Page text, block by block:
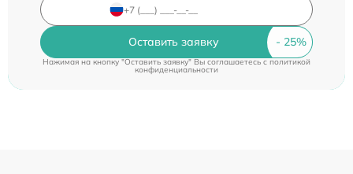
Оставить заявку
Нажимая на кнопку "Оставить заявку" Вы соглашаетесь c политикой
конфиденциальности